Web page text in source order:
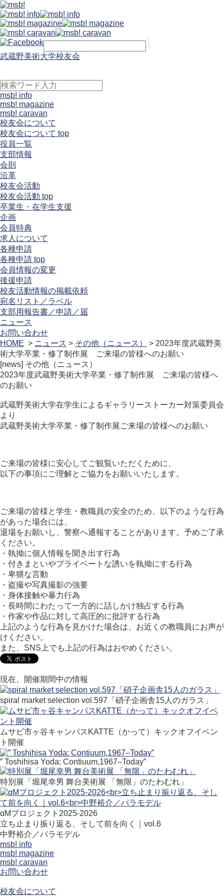
武蔵野美術大学校友会
msb! info
msb! magazine
msb! caravan
校友会について
校友会について top
役員一覧
支部情報
会則
沿革
校友会活動
校友会活動 top
卒業生・在学生支援
企画
会員特典
求人について
各種申請
各種申請 top
会員情報の変更
後援申請
校友活動情報の掲載依頼
宛名リスト／ラベル
支部用報告書／申請／届
ニュース
お問い合わせ
HOME > ニュース > その他（ニュース）
> 2023年度武蔵野美
術大学卒業・修了制作展 ご来場の皆様へのお願い
[news] その他（ニュース）
2023年度武蔵野美術大学卒業・修了制作展 ご来場の皆様へ
のお願い
武蔵野美術大学在学生によるギャラリーストーカー対策委員会
より
武蔵野美術大学卒業・修了制作展ご来場の皆様へのお願い
ご来場の皆様に安心してご観覧いただくために、
以下の事項にご理解とご協力をお願いいたします。
ご来場の皆様と学生・教職員の安全のため、以下のような行為
があった場合には、
退場をお願いし、警察へ通報することがあります。予めご了承
ください。
・執拗に個人情報を聞き出す行為
・付きまといやプライベートな誘いを執拗にする行為
・卑猥な言動
・盗撮や写真撮影の強要
・身体接触や暴力行為
・長時間にわたって一方的に話しかけ独占する行為
・作家や作品に対して高圧的に批評する行為
上記のような行為を見かけた場合は、お近くの教職員にお声が
けください。
また、SNS上でも上記の行為はおやめください。
現在、開催期間中の情報
spiral market selection vol.597「硝子企画舎15人のガラス」
ムサビ市ヶ谷キャンパスKATTE（かって）キックオフイベン
ト開催
” Toshihisa Yoda: Contiuum,1967–Today”
特別展「堀尾幸男 舞台美術展 「無限」のたわむれ」
αMプロジェクト2025-2026
立ち止まり振り返る、そして前を向く｜vol.6
中野裕介／パラモデル
msb! info
msb! magazine
msb! caravan
お問い合わせ
校友会について